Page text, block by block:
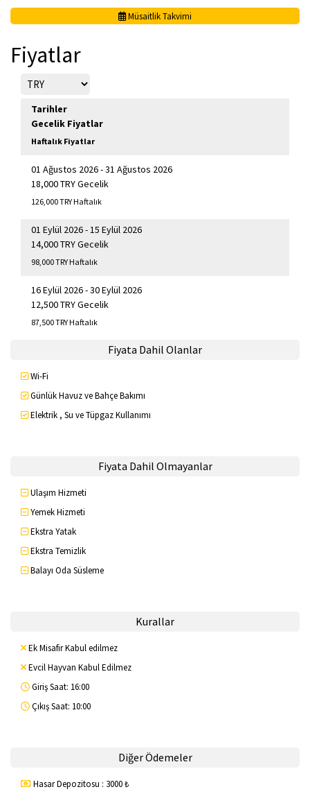
Müsaitlik Takvimi
Fiyatlar
Tarihler
Gecelik Fiyatlar
Haftalık Fiyatlar
01 Ağustos 2026 - 31 Ağustos 2026
18,000 TRY Gecelik
126,000 TRY Haftalık
01 Eylül 2026 - 15 Eylül 2026
14,000 TRY Gecelik
98,000 TRY Haftalık
16 Eylül 2026 - 30 Eylül 2026
12,500 TRY Gecelik
87,500 TRY Haftalık
Fiyata Dahil Olanlar
Wi-Fi
Günlük Havuz ve Bahçe Bakımı
Elektrik , Su ve Tüpgaz Kullanımı
Fiyata Dahil Olmayanlar
Ulaşım Hizmeti
Yemek Hizmeti
Ekstra Yatak
Ekstra Temizlik
Balayı Oda Süsleme
Kurallar
Ek Misafir Kabul edilmez
Evcil Hayvan Kabul Edilmez
Giriş Saat: 16:00
Çıkış Saat: 10:00
Diğer Ödemeler
Hasar Depozitosu : 3000 ₺